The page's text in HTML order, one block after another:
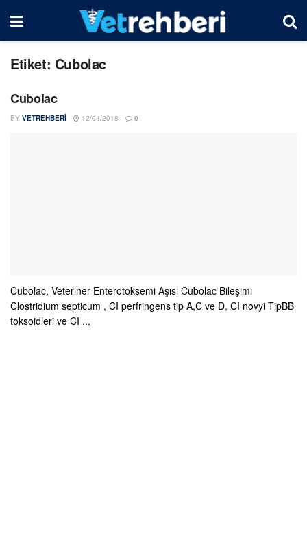
Etiket: Cubolac
Cubolac
BY VETREHBERI 12/04/2018 0
Cubolac, Veteriner Enterotoksemi Aşısı Cubolac Bileşimi
Clostridium septicum , CI perfringens tip A,C ve D, CI novyi TipBB
toksoidleri ve CI ...